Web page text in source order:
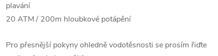
plavání
20 ATM / 200m hloubkové potápění
Pro přesnější pokyny ohledně vodotěsnosti se prosím řiďte